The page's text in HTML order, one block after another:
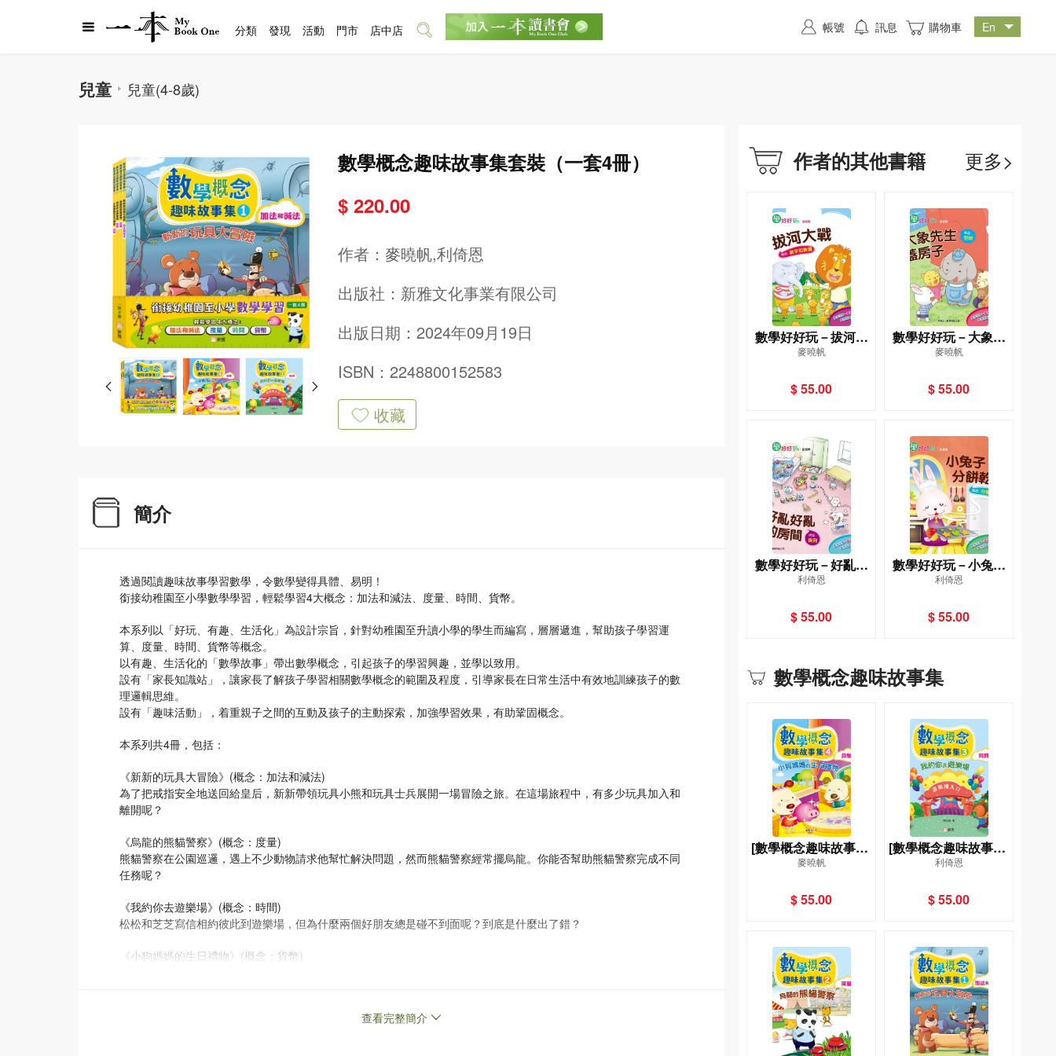
兒童 兒童(4-8歲)
數學概念趣味故事集套裝（一套4冊）
$ 220.00
作者： 麥曉帆,利倚恩
出版社： 新雅文化事業有限公司
出版日期：2024年09月19日
ISBN：2248800152583
收藏
簡介
透過閱讀趣味故事學習數學，令數學變得具體、易明！
銜接幼稚園至小學數學學習，輕鬆學習4大概念：加法和減法、度量、時間、貨幣。
本系列以「好玩、有趣、生活化」為設計宗旨，針對幼稚園至升讀小學的學生而編寫，層層遞進，幫助孩子學習運
算、度量、時間、貨幣等概念。
以有趣、生活化的「數學故事」帶出數學概念，引起孩子的學習興趣，並學以致用。
設有「家長知識站」，讓家長了解孩子學習相關數學概念的範圍及程度，引導家長在日常生活中有效地訓練孩子的數
理邏輯思維。
設有「趣味活動」，着重親子之間的互動及孩子的主動探索，加強學習效果，有助鞏固概念。
本系列共4冊，包括：
《新新的玩具大冒險》(概念：加法和減法)
為了把戒指安全地送回給皇后，新新帶領玩具小熊和玩具士兵展開一場冒險之旅。在這場旅程中，有多少玩具加入和
離開呢？
《烏龍的熊貓警察》(概念：度量)
熊貓警察在公園巡邏，遇上不少動物請求他幫忙解決問題，然而熊貓警察經常擺烏龍。你能否幫助熊貓警察完成不同
任務呢？
《我約你去遊樂場》(概念：時間)
松松和芝芝寫信相約彼此到遊樂場，但為什麼兩個好朋友總是碰不到面呢？到底是什麼出了錯？
《小狗媽媽的生日禮物》(概念：貨幣)
查看完整簡介
作者的其他書籍 更多>
數學好好玩－拔河大
戰－數字和數量
麥曉帆
$ 55.00
數學好好玩－大象先
生蓋房子－空間
麥曉帆
$ 55.00
數學好好玩－好亂好
亂的房間－排列
利倚恩
$ 55.00
數學好好玩－小兔子
分餅乾－分類
利倚恩
$ 55.00
數學概念趣味故事集
[數學概念趣味故事集]
(4)小狗媽媽的生日禮
麥曉帆
$ 55.00
[數學概念趣味故事集]
(3)我約你去遊樂場
利倚恩
$ 55.00
分類 發現 活動 門市 店中店 帳號 訊息 購物車